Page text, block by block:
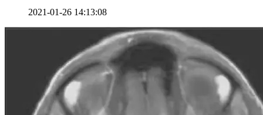
2021-01-26 14:13:08